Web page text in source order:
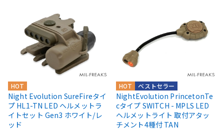
HOT
Night Evolution SureFireタイ
プ HL1-TN LED ヘルメットラ
イトセット Gen3 ホワイト/レ
ッド
HOT ベストセラー
NightEvolution PrincetonTe
cタイプ SWITCH - MPLS LED
ヘルメットライト 取付アタッ
チメント4種付 TAN